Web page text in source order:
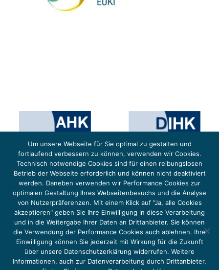
Das Projekt YOUNG ENERGY EUROPE wird gefördert durch die Europäische Klimaschutzinitiative (EUKI).
Die EUKI ist ein Förderinstrument des deutschen Bundesministeriums für Umwelt, Klimaschutz,
Naturschutz und nukleare Sicherheit (BMUKN). Übergeordnetes Ziel der EUKI ist eine Intensivierung des
grenzüberschreitenden Dialogs sowie des Wissens- und Erfahrungsaustauschs in der Europäischen Union,
um gemeinsam die Umsetzung des Paris Abkommens voranzutreiben.
Um unsere Webseite für Sie optimal zu gestalten und
fortlaufend verbessern zu können, verwenden wir Cookies.
Technisch notwendige Cookies sind für einen reibungslosen
Betrieb der Webseite erforderlich und können nicht deaktiviert
werden. Daneben verwenden wir Performance Cookies zur
optimalen Gestaltung Ihres Webseitenbesuchs und die Analyse
von Nutzerpräferenzen. Mit einem Klick auf "Ja, alle Cookies
akzeptieren" geben Sie Ihre Einwilligung in diese Verarbeitung
und in die Weitergabe Ihrer Daten an Drittanbieter. Sie können
die Verwendung der Performance Cookies auch ablehnen. Ihre
Einwilligung können Sie jederzeit mit Wirkung für die Zukunft
über unsere Datenschutzerklärung widerrufen. Weitere
Informationen, auch zur Datenverarbeitung durch Drittanbieter,